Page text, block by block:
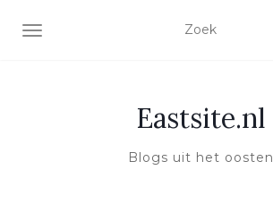
TOGGLE NAVIGATIE
Eastsite.nl
Blogs uit het oosten